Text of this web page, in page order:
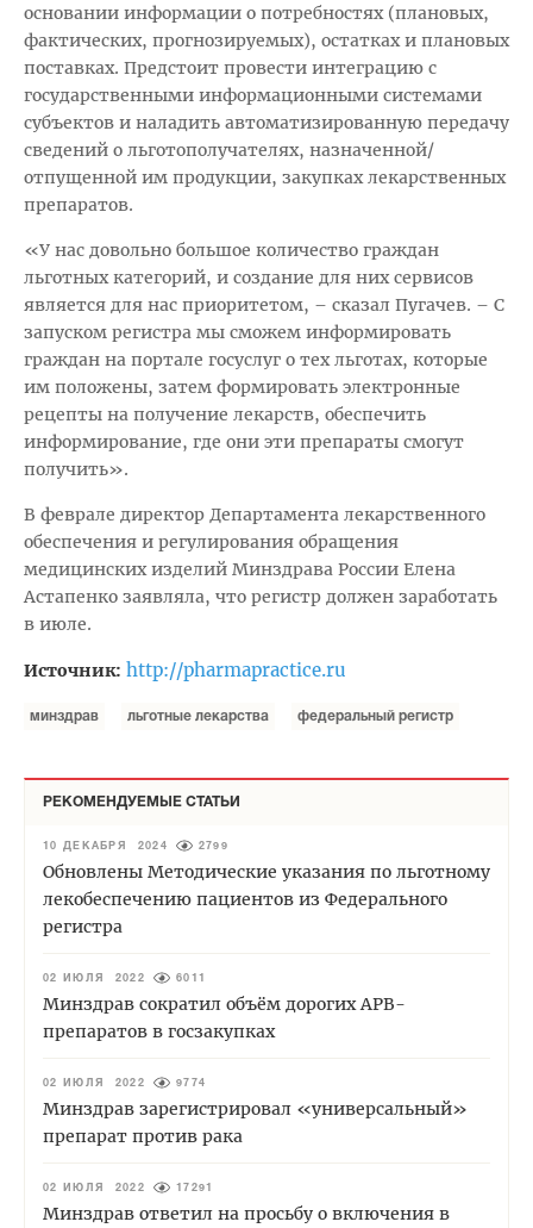
основании информации о потребностях (плановых,
фактических, прогнозируемых), остатках и плановых
поставках. Предстоит провести интеграцию с
государственными информационными системами
субъектов и наладить автоматизированную передачу
сведений о льготополучателях, назначенной/
отпущенной им продукции, закупках лекарственных
препаратов.
«У нас довольно большое количество граждан
льготных категорий, и создание для них сервисов
является для нас приоритетом, – сказал Пугачев. – С
запуском регистра мы сможем информировать
граждан на портале госуслуг о тех льготах, которые
им положены, затем формировать электронные
рецепты на получение лекарств, обеспечить
информирование, где они эти препараты смогут
получить».
В феврале директор Департамента лекарственного
обеспечения и регулирования обращения
медицинских изделий Минздрава России Елена
Астапенко заявляла, что регистр должен заработать
в июле.
Источник: http://pharmapractice.ru
минздрав льготные лекарства федеральный регистр
РЕКОМЕНДУЕМЫЕ СТАТЬИ
10 ДЕКАБРЯ 2024 2799
Обновлены Методические указания по льготному
лекобеспечению пациентов из Федерального
регистра
02 ИЮЛЯ 2022 6011
Минздрав сократил объём дорогих АРВ-
препаратов в госзакупках
02 ИЮЛЯ 2022 9774
Минздрав зарегистрировал «универсальный»
препарат против рака
02 ИЮЛЯ 2022 17291
Минздрав ответил на просьбу о включения в